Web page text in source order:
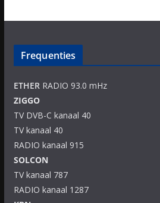
Frequenties
ETHERRADIO 93.0 mHz
ZIGGO
TV DVB-C kanaal 40
TV kanaal 40
RADIO kanaal 915
SOLCON
TV kanaal 787
RADIO kanaal 1287